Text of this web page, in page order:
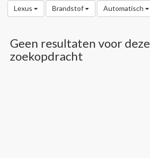
Lexus Brandstof Automatisch
Geen resultaten voor deze
zoekopdracht